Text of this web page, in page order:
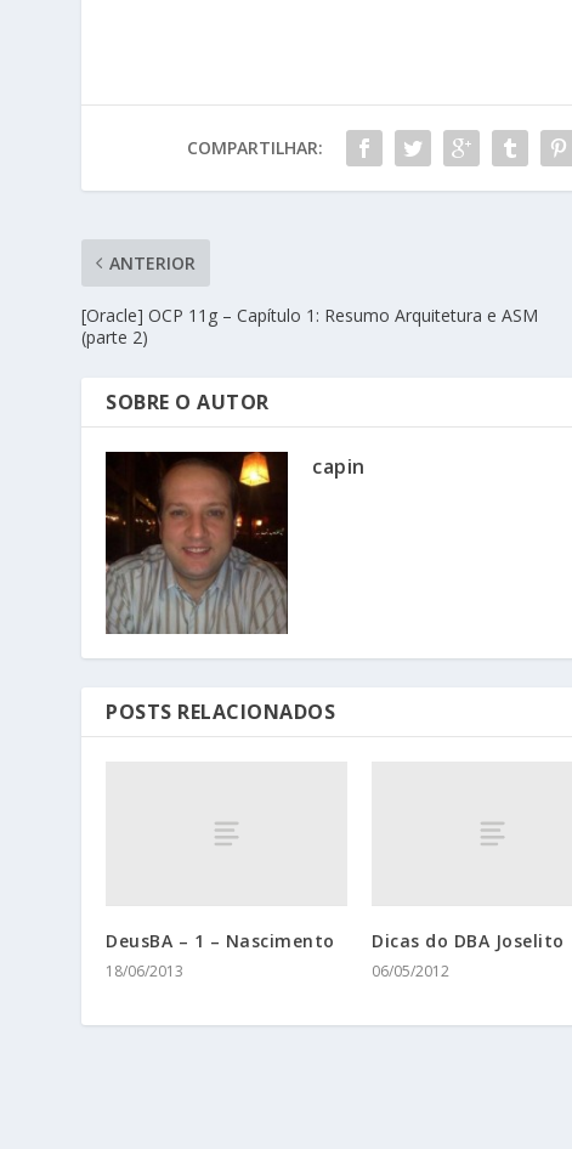
COMPARTILHAR:
ANTERIOR
[Oracle] OCP 11g – Capítulo 1: Resumo Arquitetura e ASM
(parte 2)
SOBRE O AUTOR
capin
POSTS RELACIONADOS
DeusBA – 1 – Nascimento
18/06/2013
Dicas do DBA Joselito
06/05/2012